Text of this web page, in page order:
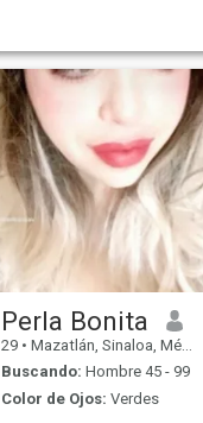
Perla Bonita
29 • Mazatlán, Sinaloa, México
Buscando: Hombre 45 - 99
Color de Ojos: Verdes